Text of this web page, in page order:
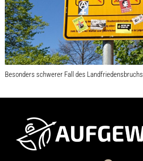
Besonders schwerer Fall des Landfriedensbruchs